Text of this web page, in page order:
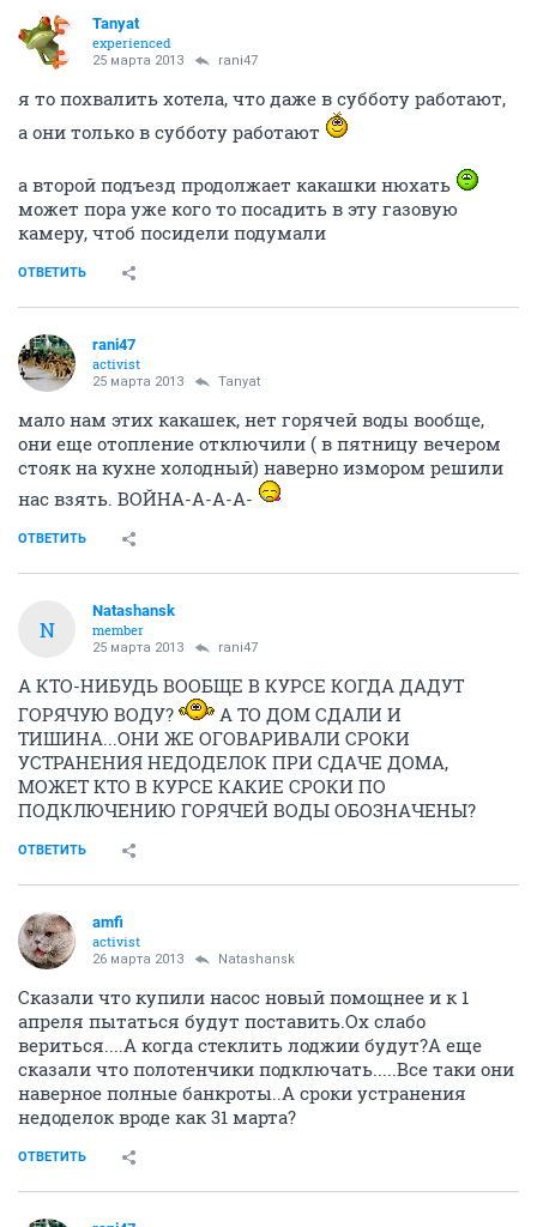
Tanyat
experienced
25 марта 2013 rani47
я то похвалить хотела, что даже в субботу работают,
а они только в субботу работают
а второй подъезд продолжает какашки нюхать
может пора уже кого то посадить в эту газовую
камеру, чтоб посидели подумали
ОТВЕТИТЬ
rani47
activist
25 марта 2013 Tanyat
мало нам этих какашек, нет горячей воды вообще,
они еще отопление отключили ( в пятницу вечером
стояк на кухне холодный) наверно измором решили
нас взять. ВОЙНА-А-А-А-
ОТВЕТИТЬ
N
Natashansk
member
25 марта 2013 rani47
А КТО-НИБУДЬ ВООБЩЕ В КУРСЕ КОГДА ДАДУТ
ГОРЯЧУЮ ВОДУ?
А ТО ДОМ СДАЛИ И
ТИШИНА...ОНИ ЖЕ ОГОВАРИВАЛИ СРОКИ
УСТРАНЕНИЯ НЕДОДЕЛОК ПРИ СДАЧЕ ДОМА,
МОЖЕТ КТО В КУРСЕ КАКИЕ СРОКИ ПО
ПОДКЛЮЧЕНИЮ ГОРЯЧЕЙ ВОДЫ ОБОЗНАЧЕНЫ?
ОТВЕТИТЬ
amfi
activist
26 марта 2013 Natashansk
Сказали что купили насос новый помощнее и к 1
апреля пытаться будут поставить.Ох слабо
вериться....А когда стеклить лоджии будут?А еще
сказали что полотенчики подключать.....Все таки они
наверное полные банкроты..А сроки устранения
недоделок вроде как 31 марта?
ОТВЕТИТЬ